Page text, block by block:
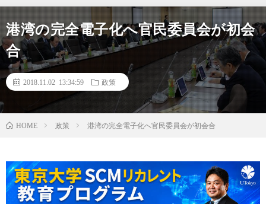
港湾の完全電子化へ官民委員会が初会
合
2018.11.02 13:34:59 政策
HOME 政策 港湾の完全電子化へ官民委員会が初会合